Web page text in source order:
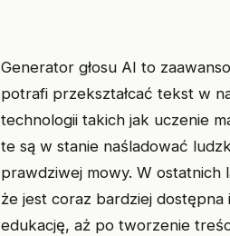
Generator głosu AI to
potrafi przekształcać tekst w
technologii takich jak uczenie
te są w stanie naśladować
prawdziwej mowy. W ostatnich
że jest coraz bardziej
edukację, aż po tworzenie